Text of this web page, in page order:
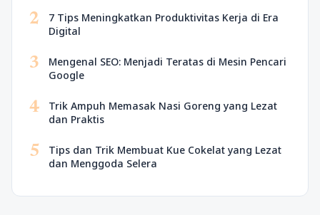
2
7 Tips Meningkatkan Produktivitas Kerja di Era
Digital
3
Mengenal SEO: Menjadi Teratas di Mesin Pencari
Google
4
Trik Ampuh Memasak Nasi Goreng yang Lezat
dan Praktis
5
Tips dan Trik Membuat Kue Cokelat yang Lezat
dan Menggoda Selera